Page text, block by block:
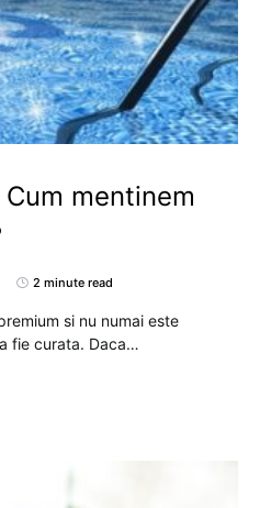
Cum mentinem
2 minute read
si nu numai este
fie curata. Daca…